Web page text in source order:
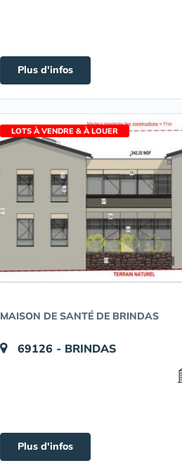
Plus d'infos
LOTS À VENDRE & À LOUER
MAISON DE SANTÉ DE BRINDAS
69126 - BRINDAS
Plus d'infos